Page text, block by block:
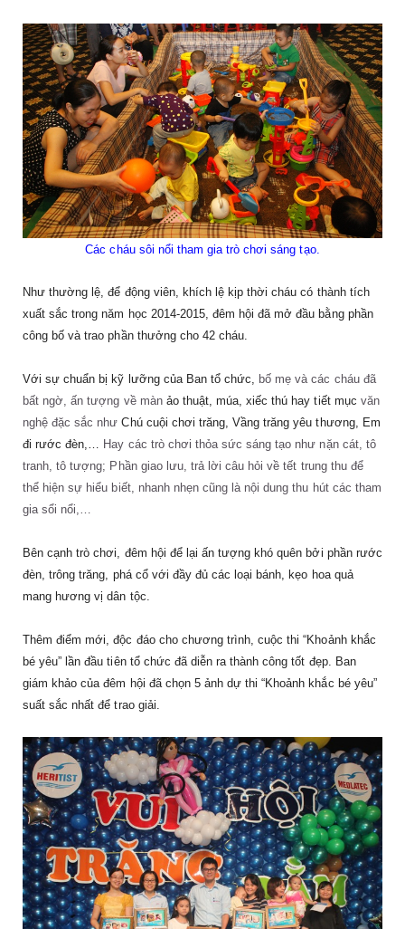
Các cháu sôi nổi tham gia trò chơi sáng tạo.
Như thường lệ, để động viên, khích lệ kịp thời cháu có thành tích
xuất sắc trong năm học 2014-2015, đêm hội đã mở đầu bằng phần
công bố và trao phần thưởng cho 42 cháu.
Với sự chuẩn bị kỹ lưỡng của Ban tổ chức, bố mẹ và các cháu đã
bất ngờ, ấn tượng về màn ảo thuật, múa, xiếc thú hay tiết mục văn
nghệ đặc sắc nhưChú cuội chơi trăng, Vầng trăng yêu thương, Em
đi rước đèn,… Hay các trò chơi thỏa sức sáng tạo như nặn cát, tô
tranh, tô tượng; Phần giao lưu, trả lời câu hỏi về tết trung thu để
thể hiện sự hiểu biết, nhanh nhẹn cũng là nội dung thu hút các tham
gia sổi nổi,…
Bên cạnh trò chơi, đêm hội để lại ấn tượng khó quên bởi phần rước
đèn, trông trăng, phá cổ với đầy đủ các loại bánh, kẹo hoa quả
mang hương vị dân tộc.
Thêm điểm mới, độc đáo cho chương trình, cuộc thi “Khoảnh khắc
bé yêu” lần đầu tiên tổ chức đã diễn ra thành công tốt đẹp. Ban
giám khảo của đêm hội đã chọn 5 ảnh dự thi “Khoảnh khắc bé yêu”
suất sắc nhất để trao giải.